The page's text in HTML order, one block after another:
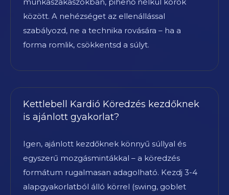
között. A nehézséget az ellenállással
szabályozd, ne a technika rovására – ha a
forma romlik, csökkentsd a súlyt.
Kettlebell Kardió Köredzés kezdőknek
is ajánlott gyakorlat?
Igen, ajánlott kezdőknek könnyű súllyal és
egyszerű mozgásmintákkal – a köredzés
formátum rugalmasan adagolható. Kezdj 3-4
alapgyakorlatból álló körrel (swing, goblet